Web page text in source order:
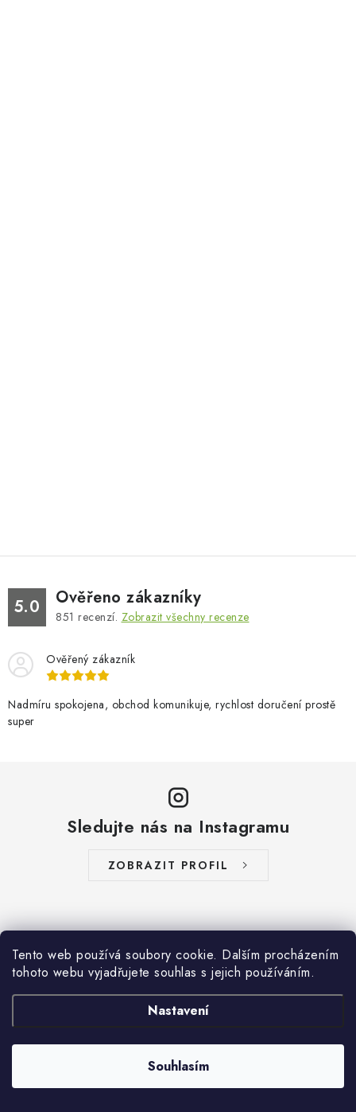
Tento web používá soubory cookie. Dalším procházením
tohoto webu vyjadřujete souhlas s jejich používáním.
Nastavení
Souhlasím
5.0 Ověřeno zákazníky
851 recenzí. Zobrazit všechny recenze
Ověřený zákazník
Nadmíru spokojena, obchod komunikuje, rychlost doručení prostě
super
Sledujte nás na Instagramu
ZOBRAZIT PROFIL
Aktuální novinky a akce na váš e-mail